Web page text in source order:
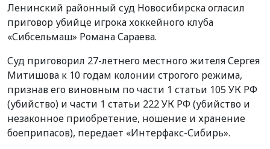
Ленинский районный суд Новосибирска огласил
приговор убийце игрока хоккейного клуба
«Сибсельмаш» Романа Сараева.
Суд приговорил 27-летнего местного жителя Сергея
Митишова к 10 годам колонии строгого режима,
признав его виновным по части 1 статьи 105 УК РФ
(убийство) и части 1 статьи 222 УК РФ (убийство и
незаконное приобретение, ношение и хранение
боеприпасов), передает «Интерфакс-Сибирь».